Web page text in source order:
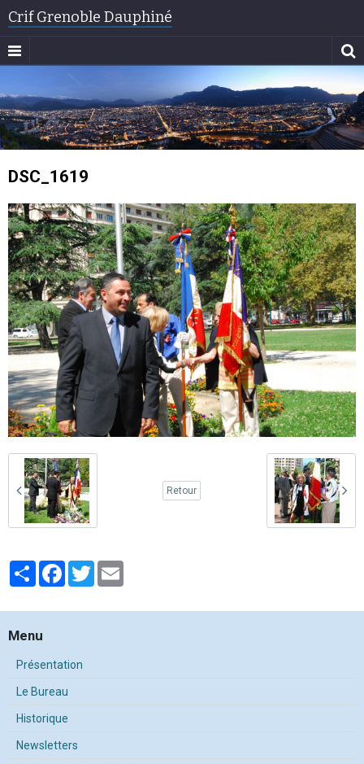
Crif Grenoble Dauphiné
DSC_1619
Retour
PartagerFacebook
Twitter
Menu
Présentation
Le Bureau
Historique
Newsletters